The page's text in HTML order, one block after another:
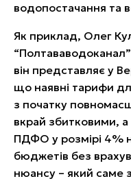
водопостачання та
Як приклад, Олег
він представляє у
що наявні тарифи
з початку
вкрай збитковими,
ПДФО у розмірі 4%
бюджетів без
нюансу – який саме